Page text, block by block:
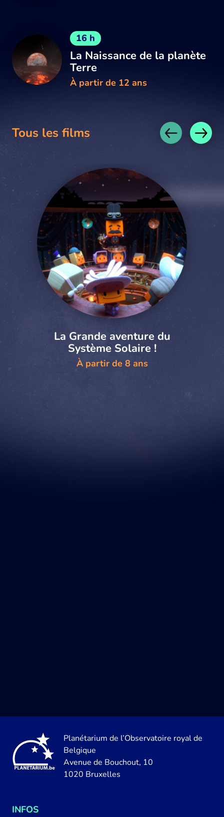
16 h
La Naissance de la planète
Terre
À partir de 12 ans
Tous les films
La Grande aventure du
Système Solaire !
À partir de 8 ans
Planétarium de l’Observatoire royal de
Belgique
Avenue de Bouchout, 10
1020 Bruxelles
INFOS